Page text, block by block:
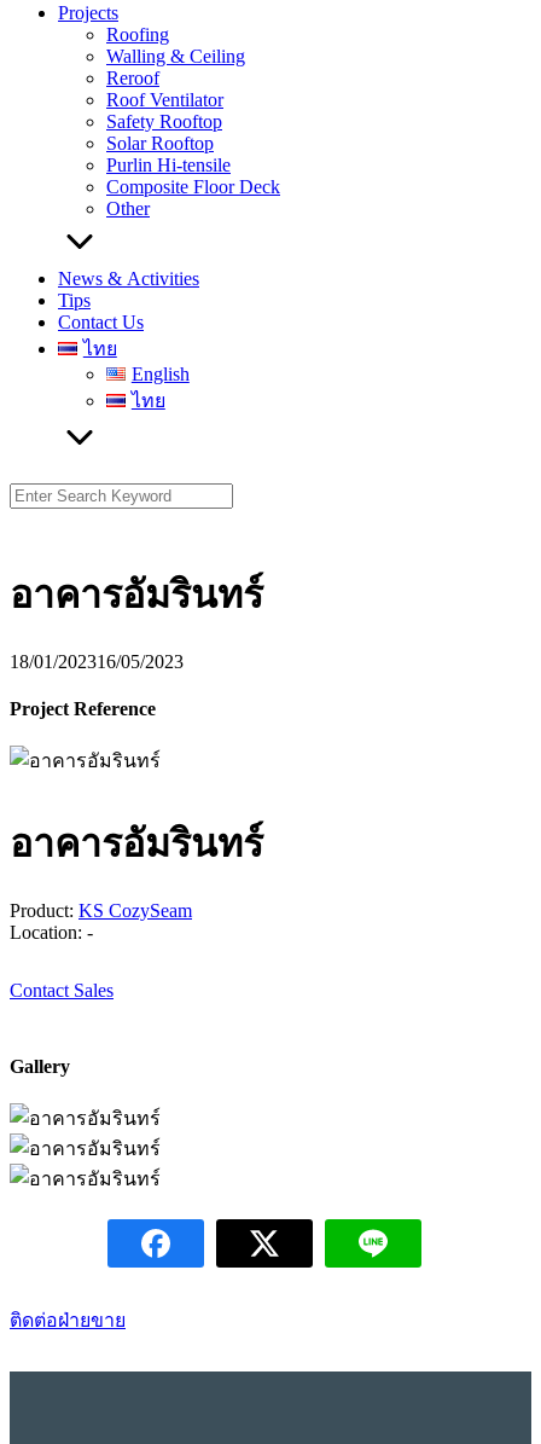
Projects
Roofing
Walling & Ceiling
Reroof
Roof Ventilator
Safety Rooftop
Solar Rooftop
Purlin Hi-tensile
Composite Floor Deck
Other
News & Activities
Tips
Contact Us
ไทย
English
ไทย
Search
for:
อาคารอัมรินทร์
18/01/202316/05/2023
Project Reference
อาคารอัมรินทร์
Product: KS CozySeam
Location: -
Contact Sales
Gallery
ติดต่อฝ่ายขาย